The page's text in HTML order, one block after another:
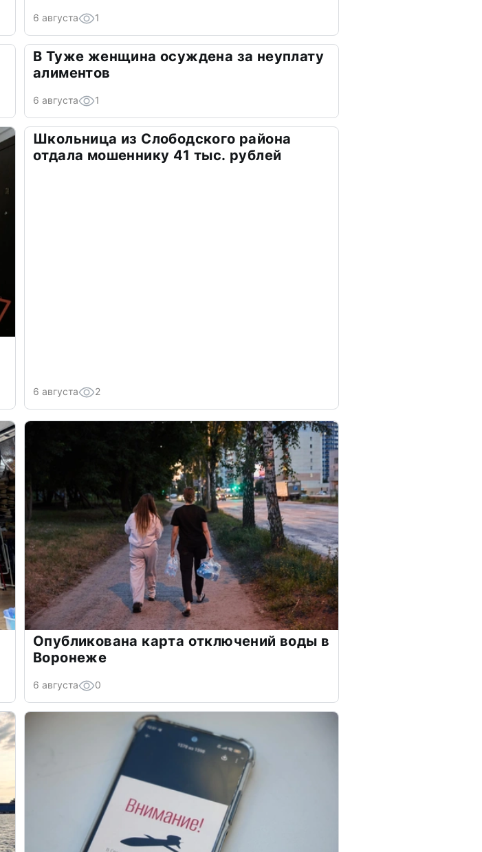
6 августа 1
В Туже женщина осуждена за неуплату
алиментов
6 августа 1
Школьница из Слободского района
отдала мошеннику 41 тыс. рублей
6 августа 2
Опубликована карта отключений воды в
Воронеже
6 августа 0